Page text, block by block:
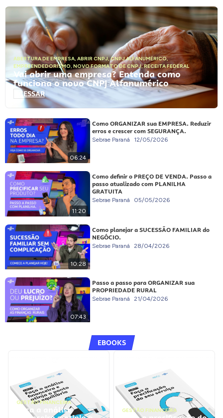
ABERTURA DE EMPRESA, ABRIR CNPJ,CNPJ ALFANUMÉRICO,
EMPREENDEDORISMO, NOVO FORMATO DE CNPJ,RECEITA FEDERAL
Vai abrir uma empresa? Entenda como
funciona o novo CNPJ Alfanumérico
ACESSAR
06:24
Como ORGANIZAR sua EMPRESA. Reduzir
erros e crescer com SEGURANÇA.
Sebrae Paraná 12/05/2026
11:20
Como definir o PREÇO DE VENDA. Passo a
passo atualizado com PLANILHA
GRATUITA
Sebrae Paraná 05/05/2026
10:28
Como planejar a SUCESSÃO FAMILIAR do
NEGÓCIO.
Sebrae Paraná 28/04/2026
07:43
Passo a passo para ORGANIZAR sua
PROPRIEDADE RURAL
Sebrae Paraná 21/04/2026
EBOOKS
GESTÃO FINANCEIRA
Faça a análise GESTÃO FINANCEIRA